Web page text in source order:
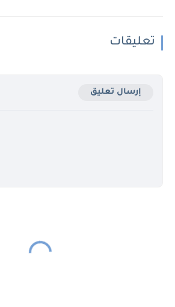
تعليقات
إرسال تعليق